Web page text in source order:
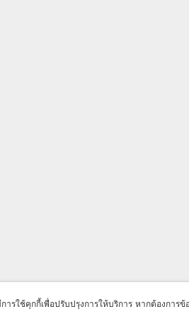
ารใช้คุกกี้เพื่อปรับปรุงการให้บริการ หากต้องการ